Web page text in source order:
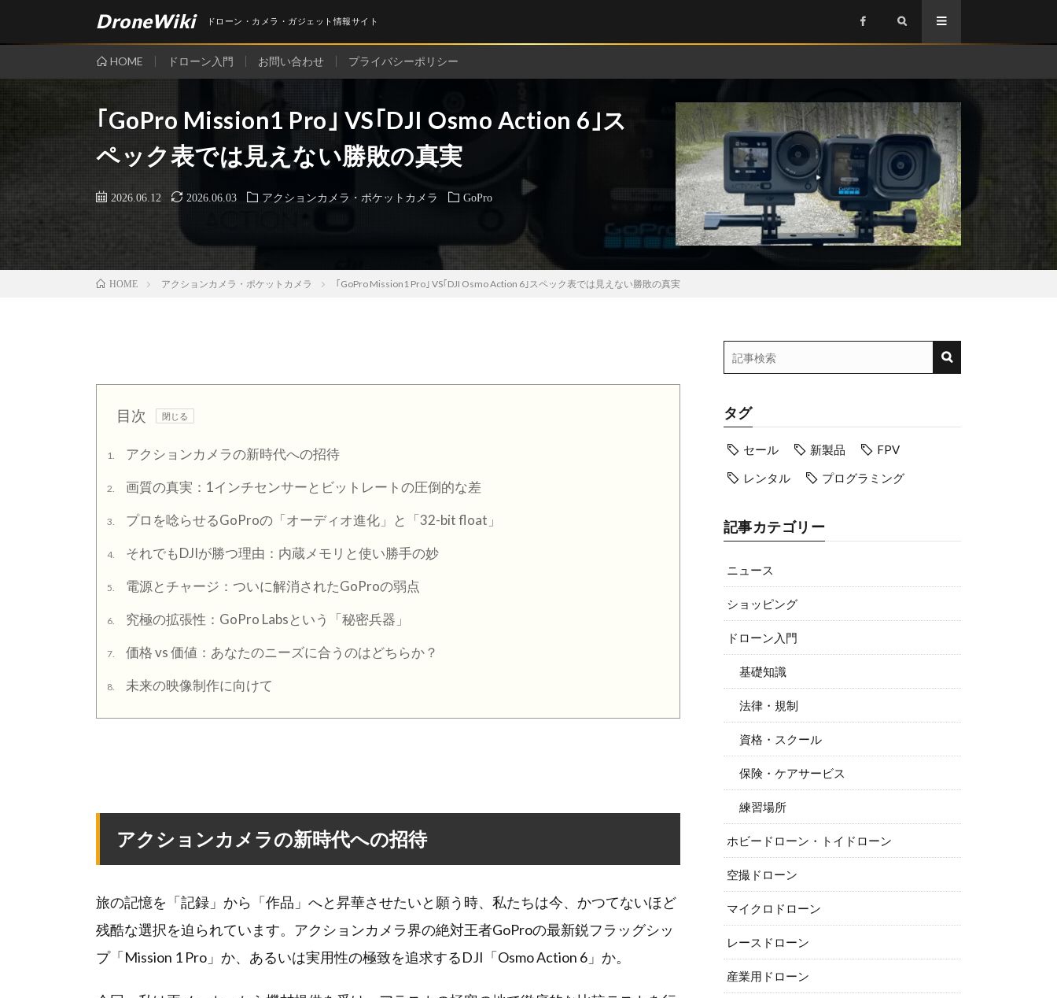
DroneWiki ドローン・カメラ・ガジェット情報サイト
HOME ドローン入門 お問い合わせ プライバシーポリシー
｢GoPro Mission1 Pro｣ VS｢DJI Osmo Action 6｣ス
ペック表では見えない勝敗の真実
2026.06.12 2026.06.03 アクションカメラ・ポケットカメラ GoPro
HOME アクションカメラ・ポケットカメラ ｢GoPro Mission1 Pro｣ VS｢DJI Osmo Action 6｣スペック表では見えない勝敗の真実
目次
1. アクションカメラの新時代への招待
2. 画質の真実：1インチセンサーとビットレートの圧倒的な差
3. プロを唸らせるGoProの「オーディオ進化」と「32-bit float」
4. それでもDJIが勝つ理由：内蔵メモリと使い勝手の妙
5. 電源とチャージ：ついに解消されたGoProの弱点
6. 究極の拡張性：GoPro Labsという「秘密兵器」
7. 価格 vs 価値：あなたのニーズに合うのはどちらか？
8. 未来の映像制作に向けて
アクションカメラの新時代への招待
旅の記憶を「記録」から「作品」へと昇華させたいと願う時、私たちは今、かつてないほど
残酷な選択を迫られています。アクションカメラ界の絶対王者GoProの最新鋭フラッグシッ
プ「Mission 1 Pro」か、あるいは実用性の極致を追求するDJI「Osmo Action 6」か。
タグ
セール 新製品
FPV
レンタル
プログラミング
記事カテゴリー
ニュース
ショッピング
ドローン入門
基礎知識
法律・規制
資格・スクール
保険・ケアサービス
練習場所
ホビードローン・トイドローン
空撮ドローン
マイクロドローン
レースドローン
産業用ドローン